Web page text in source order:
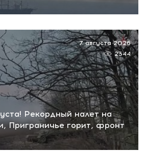
Рекордный налет на
Приграничье горит, фронт
7 августа 2026
2344